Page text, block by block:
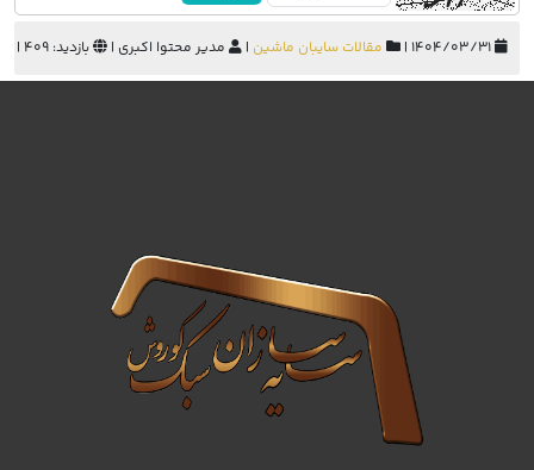
مقالات سایبان ماشین | مدیر محتوا اکبری | بازدید: 409 |